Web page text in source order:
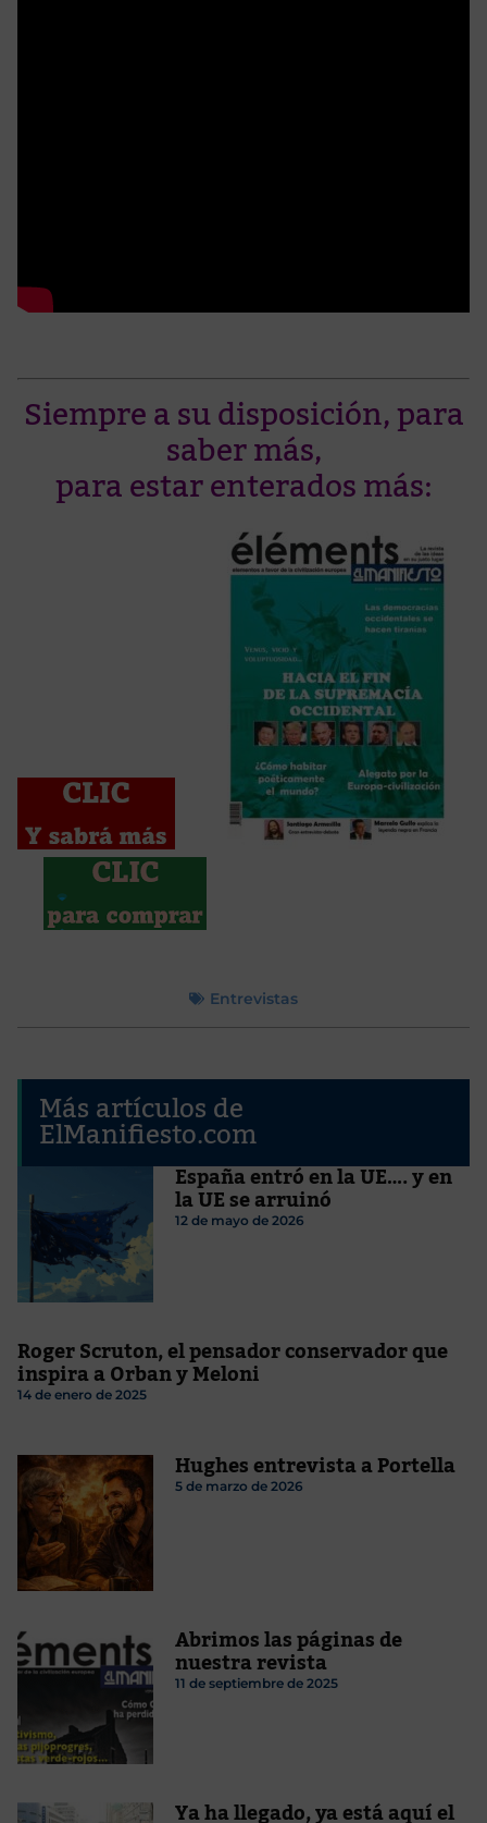
Siempre a su disposición, para
saber más,
para estar enterados más:
Entrevistas
Más artículos de
ElManifiesto.com
España entró en la UE…. y en
la UE se arruinó
12 de mayo de 2026
Roger Scruton, el pensador conservador que
inspira a Orban y Meloni
14 de enero de 2025
Hughes entrevista a Portella
5 de marzo de 2026
Abrimos las páginas de
nuestra revista
11 de septiembre de 2025
Ya ha llegado, ya está aquí el